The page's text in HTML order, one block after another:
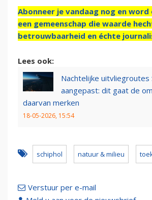
Abonneer je vandaag nog en
een gemeenschap die waarde
betrouwbaarheid en échte
Lees ook:
Nachtelijke uitvliegroutes
aangepast: dit gaat de
daarvan merken
18-05-2026, 15:54
schiphol natuur & milieu
Verstuur per e-mail